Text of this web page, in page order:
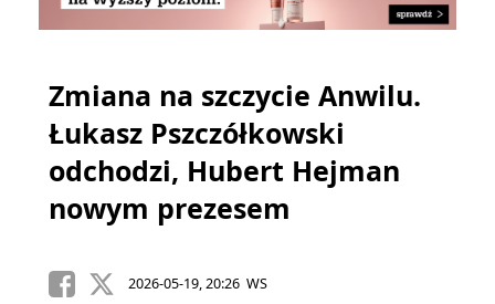
Zmiana na szczycie Anwilu.
Łukasz Pszczółkowski
odchodzi, Hubert Hejman
nowym prezesem
2026-05-19, 20:26 WS